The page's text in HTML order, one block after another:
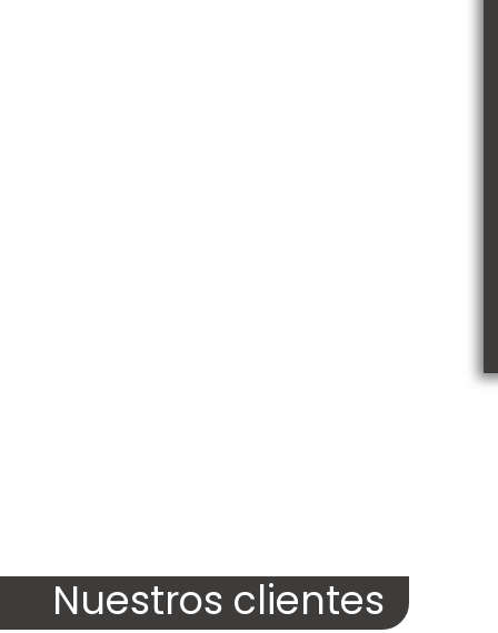
Nuestros clientes